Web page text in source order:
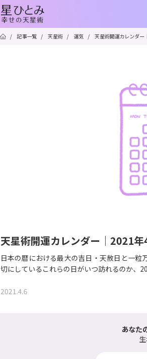
/ 記事一覧 / 天星術 / 運気 / 天星術開運カレンダ
天星術開運カレンダー｜2021
日本の暦における最大の吉日・天赦日と一
切にしているこれらの日がいつ訪れるのか、
2021.4.6
あなた